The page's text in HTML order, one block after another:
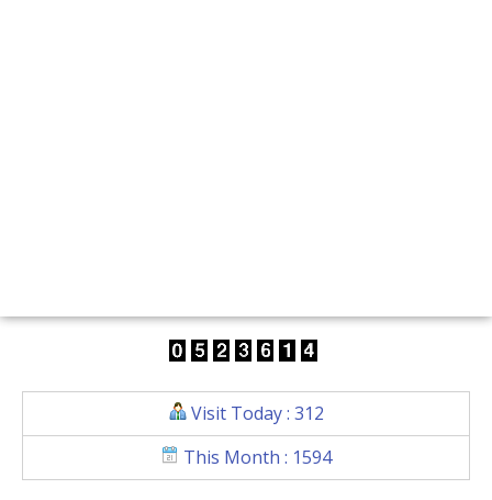
Visit Today : 312
This Month : 1594